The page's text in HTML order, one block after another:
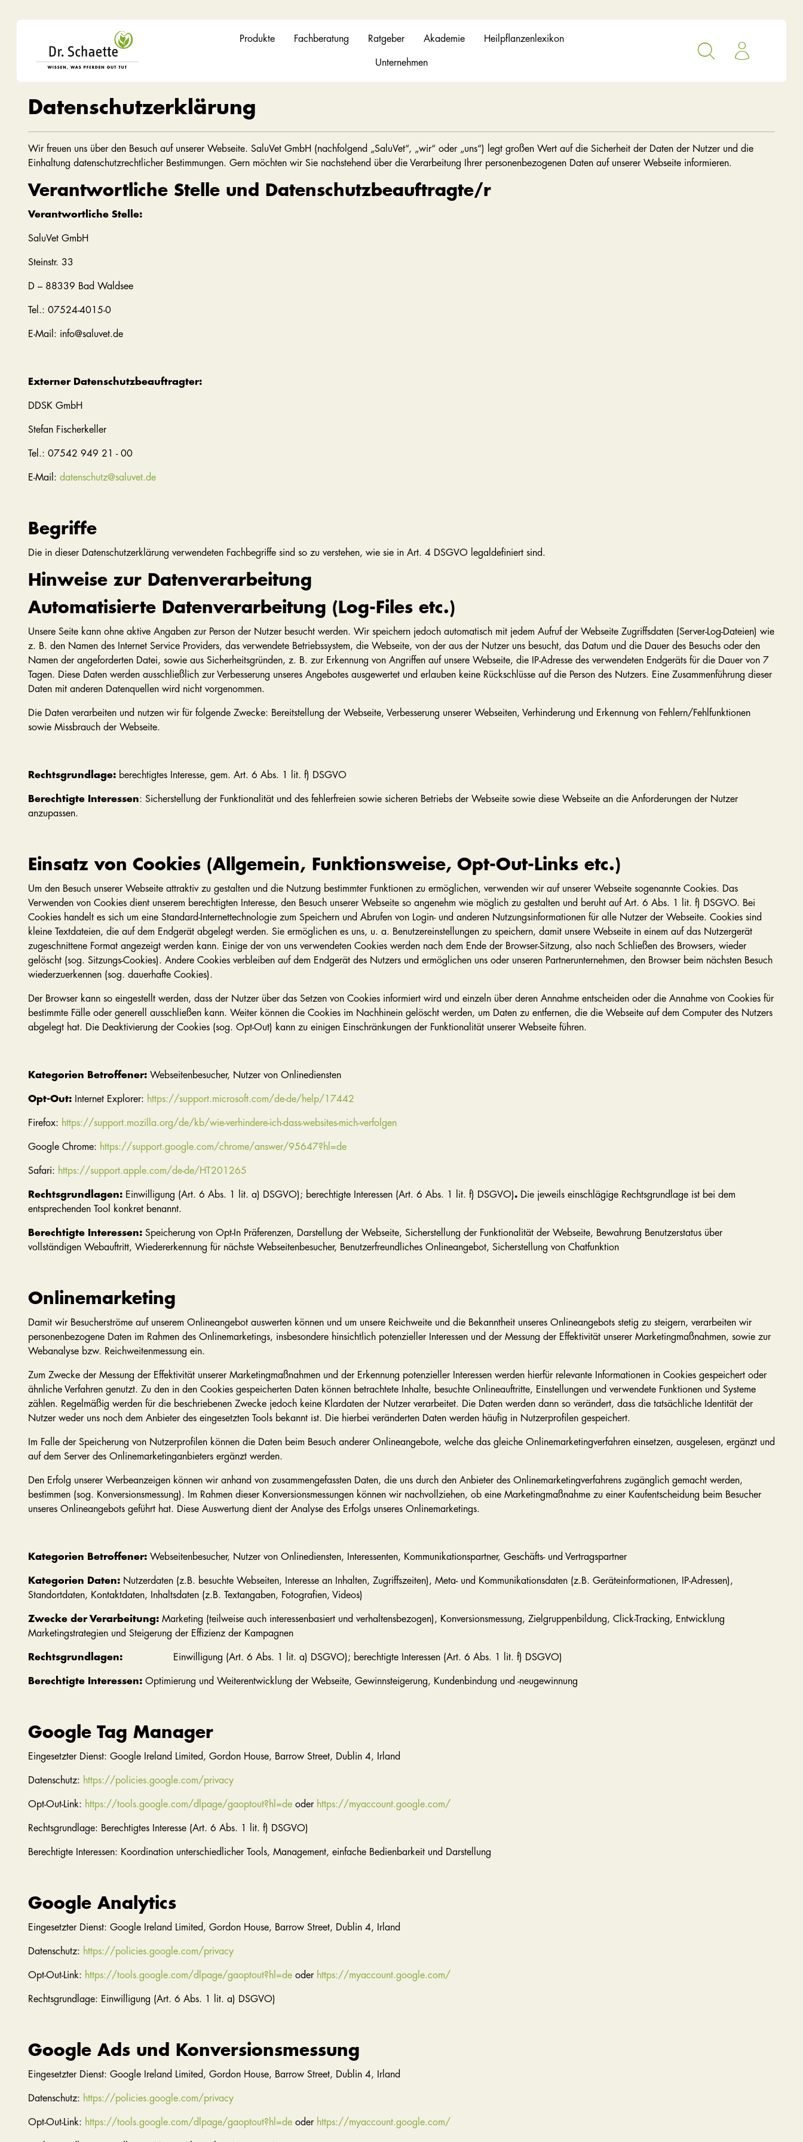
Produkte Fachberatung Ratgeber Akademie Heilpflanzenlexikon
Unternehmen
Datenschutzerklärung
Wir freuen uns über den Besuch auf unserer Webseite. SaluVet GmbH (nachfolgend „SaluVet“, „wir“ oder „uns“) legt großen Wert auf die Sicherheit der Daten der Nutzer und die
Einhaltung datenschutzrechtlicher Bestimmungen. Gern möchten wir Sie nachstehend über die Verarbeitung Ihrer personenbezogenen Daten auf unserer Webseite informieren.
Verantwortliche Stelle und Datenschutzbeauftragte/r
Verantwortliche Stelle:
SaluVet GmbH
Steinstr. 33
D – 88339 Bad Waldsee
Tel.: 07524-4015-0
E-Mail: info@saluvet.de
Externer Datenschutzbeauftragter:
DDSK GmbH
Stefan Fischerkeller
Tel.: 07542 949 21 - 00
E-Mail: datenschutz@saluvet.de
Begriffe
Die in dieser Datenschutzerklärung verwendeten Fachbegriffe sind so zu verstehen, wie sie in Art. 4 DSGVO legaldefiniert sind.
Hinweise zur Datenverarbeitung
Automatisierte Datenverarbeitung (Log-Files etc.)
Unsere Seite kann ohne aktive Angaben zur Person der Nutzer besucht werden. Wir speichern jedoch automatisch mit jedem Aufruf der Webseite Zugriffsdaten (Server-Log-Dateien) wie
z. B. den Namen des Internet Service Providers, das verwendete Betriebssystem, die Webseite, von der aus der Nutzer uns besucht, das Datum und die Dauer des Besuchs oder den
Namen der angeforderten Datei, sowie aus Sicherheitsgründen, z. B. zur Erkennung von Angriffen auf unsere Webseite, die IP-Adresse des verwendeten Endgeräts für die Dauer von 7
Tagen. Diese Daten werden ausschließlich zur Verbesserung unseres Angebotes ausgewertet und erlauben keine Rückschlüsse auf die Person des Nutzers. Eine Zusammenführung dieser
Daten mit anderen Datenquellen wird nicht vorgenommen.
Die Daten verarbeiten und nutzen wir für folgende Zwecke: Bereitstellung der Webseite, Verbesserung unserer Webseiten, Verhinderung und Erkennung von Fehlern/Fehlfunktionen
sowie Missbrauch der Webseite.
Rechtsgrundlage: berechtigtes Interesse, gem. Art. 6 Abs. 1 lit. f) DSGVO
Berechtigte Interessen: Sicherstellung der Funktionalität und des fehlerfreien sowie sicheren Betriebs der Webseite sowie diese Webseite an die Anforderungen der Nutzer
anzupassen.
Einsatz von Cookies (Allgemein, Funktionsweise, Opt-Out-Links etc.)
Um den Besuch unserer Webseite attraktiv zu gestalten und die Nutzung bestimmter Funktionen zu ermöglichen, verwenden wir auf unserer Webseite sogenannte Cookies. Das
Verwenden von Cookies dient unserem berechtigten Interesse, den Besuch unserer Webseite so angenehm wie möglich zu gestalten und beruht auf Art. 6 Abs. 1 lit. f) DSGVO. Bei
Cookies handelt es sich um eine Standard-Internettechnologie zum Speichern und Abrufen von Login- und anderen Nutzungsinformationen für alle Nutzer der Webseite. Cookies sind
kleine Textdateien, die auf dem Endgerät abgelegt werden. Sie ermöglichen es uns, u. a. Benutzereinstellungen zu speichern, damit unsere Webseite in einem auf das Nutzergerät
zugeschnittene Format angezeigt werden kann. Einige der von uns verwendeten Cookies werden nach dem Ende der Browser-Sitzung, also nach Schließen des Browsers, wieder
gelöscht (sog. Sitzungs-Cookies). Andere Cookies verbleiben auf dem Endgerät des Nutzers und ermöglichen uns oder unseren Partnerunternehmen, den Browser beim nächsten Besuch
wiederzuerkennen (sog. dauerhafte Cookies).
Der Browser kann so eingestellt werden, dass der Nutzer über das Setzen von Cookies informiert wird und einzeln über deren Annahme entscheiden oder die Annahme von Cookies für
bestimmte Fälle oder generell ausschließen kann. Weiter können die Cookies im Nachhinein gelöscht werden, um Daten zu entfernen, die die Webseite auf dem Computer des Nutzers
abgelegt hat. Die Deaktivierung der Cookies (sog. Opt-Out) kann zu einigen Einschränkungen der Funktionalität unserer Webseite führen.
Kategorien Betroffener:Webseitenbesucher, Nutzer von Onlinediensten
Opt-Out: Internet Explorer: https://support.microsoft.com/de-de/help/17442
Firefox: https://support.mozilla.org/de/kb/wie-verhindere-ich-dass-websites-mich-verfolgen
Google Chrome: https://support.google.com/chrome/answer/95647?hl=de
Safari: https://support.apple.com/de-de/HT201265
Rechtsgrundlagen:Einwilligung (Art. 6 Abs. 1 lit. a) DSGVO); berechtigte Interessen (Art. 6 Abs. 1 lit. f) DSGVO). Die jeweils einschlägige Rechtsgrundlage ist bei dem
entsprechenden Tool konkret benannt.
Berechtigte Interessen: Speicherung von Opt-In Präferenzen, Darstellung der Webseite, Sicherstellung der Funktionalität der Webseite, Bewahrung Benutzerstatus über
vollständigen Webauftritt, Wiedererkennung für nächste Webseitenbesucher, Benutzerfreundliches Onlineangebot, Sicherstellung von Chatfunktion
Onlinemarketing
Damit wir Besucherströme auf unserem Onlineangebot auswerten können und um unsere Reichweite und die Bekanntheit unseres Onlineangebots stetig zu steigern, verarbeiten wir
personenbezogene Daten im Rahmen des Onlinemarketings, insbesondere hinsichtlich potenzieller Interessen und der Messung der Effektivität unserer Marketingmaßnahmen, sowie zur
Webanalyse bzw. Reichweitenmessung ein.
Zum Zwecke der Messung der Effektivität unserer Marketingmaßnahmen und der Erkennung potenzieller Interessen werden hierfür relevante Informationen in Cookies gespeichert oder
ähnliche Verfahren genutzt. Zu den in den Cookies gespeicherten Daten können betrachtete Inhalte, besuchte Onlineauftritte, Einstellungen und verwendete Funktionen und Systeme
zählen. Regelmäßig werden für die beschriebenen Zwecke jedoch keine Klardaten der Nutzer verarbeitet. Die Daten werden dann so verändert, dass die tatsächliche Identität der
Nutzer weder uns noch dem Anbieter des eingesetzten Tools bekannt ist. Die hierbei veränderten Daten werden häufig in Nutzerprofilen gespeichert.
Im Falle der Speicherung von Nutzerprofilen können die Daten beim Besuch anderer Onlineangebote, welche das gleiche Onlinemarketingverfahren einsetzen, ausgelesen, ergänzt und
auf dem Server des Onlinemarketinganbieters ergänzt werden.
Den Erfolg unserer Werbeanzeigen können wir anhand von zusammengefassten Daten, die uns durch den Anbieter des Onlinemarketingverfahrens zugänglich gemacht werden,
bestimmen (sog. Konversionsmessung). Im Rahmen dieser Konversionsmessungen können wir nachvollziehen, ob eine Marketingmaßnahme zu einer Kaufentscheidung beim Besucher
unseres Onlineangebots geführt hat. Diese Auswertung dient der Analyse des Erfolgs unseres Onlinemarketings.
Kategorien Betroffener: Webseitenbesucher, Nutzer von Onlinediensten, Interessenten, Kommunikationspartner, Geschäfts- und Vertragspartner
Kategorien Daten: Nutzerdaten (z.B. besuchte Webseiten, Interesse an Inhalten, Zugriffszeiten), Meta- und Kommunikationsdaten (z.B. Geräteinformationen, IP-Adressen),
Standortdaten, Kontaktdaten, Inhaltsdaten (z.B. Textangaben, Fotografien, Videos)
Zwecke der Verarbeitung: Marketing (teilweise auch interessenbasiert und verhaltensbezogen), Konversionsmessung, Zielgruppenbildung, Click-Tracking, Entwicklung
Marketingstrategien und Steigerung der Effizienz der Kampagnen
Rechtsgrundlagen:Einwilligung (Art. 6 Abs. 1 lit. a) DSGVO); berechtigte Interessen (Art. 6 Abs. 1 lit. f) DSGVO)
Berechtigte Interessen: Optimierung und Weiterentwicklung der Webseite, Gewinnsteigerung, Kundenbindung und -neugewinnung
Google Tag Manager
Eingesetzter Dienst: Google Ireland Limited, Gordon House, Barrow Street, Dublin 4, Irland
Datenschutz: https://policies.google.com/privacy
Opt-Out-Link: https://tools.google.com/dlpage/gaoptout?hl=deoder https://myaccount.google.com/
Rechtsgrundlage: Berechtigtes Interesse (Art. 6 Abs. 1 lit. f) DSGVO)
Berechtigte Interessen: Koordination unterschiedlicher Tools, Management, einfache Bedienbarkeit und Darstellung
Google Analytics
Eingesetzter Dienst: Google Ireland Limited, Gordon House, Barrow Street, Dublin 4, Irland
Datenschutz: https://policies.google.com/privacy
Opt-Out-Link: https://tools.google.com/dlpage/gaoptout?hl=deoder https://myaccount.google.com/
Rechtsgrundlage: Einwilligung (Art. 6 Abs. 1 lit. a) DSGVO)
Google Ads und Konversionsmessung
Eingesetzter Dienst: Google Ireland Limited, Gordon House, Barrow Street, Dublin 4, Irland
Datenschutz: https://policies.google.com/privacy
Opt-Out-Link: https://tools.google.com/dlpage/gaoptout?hl=deoder https://myaccount.google.com/